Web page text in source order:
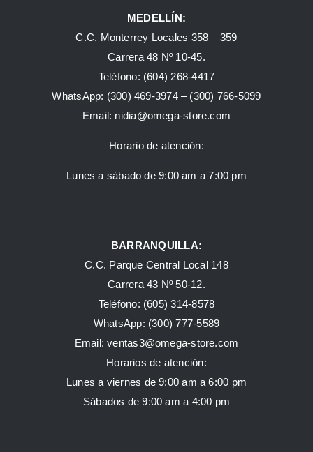
MEDELLÍN:
C.C. Monterrey Locales 358 – 359
Carrera 48 Nº 10-45.
Teléfono: (604) 268-4417
WhatsApp: (300) 469-3974 – (300) 766-5099
Email: nidia@omega-store.com
Horario de atención:
Lunes a sábado de 9:00 am a 7:00 pm
BARRANQUILLA:
C.C. Parque Central Local 148
Carrera 43 Nº 50-12.
Teléfono: (605) 314-8578
WhatsApp: (300) 777-5589
Email: ventas3@omega-store.com
Horarios de atención:
Lunes a viernes de 9:00 am a 6:00 pm
Sábados de 9:00 am a 4:00 pm